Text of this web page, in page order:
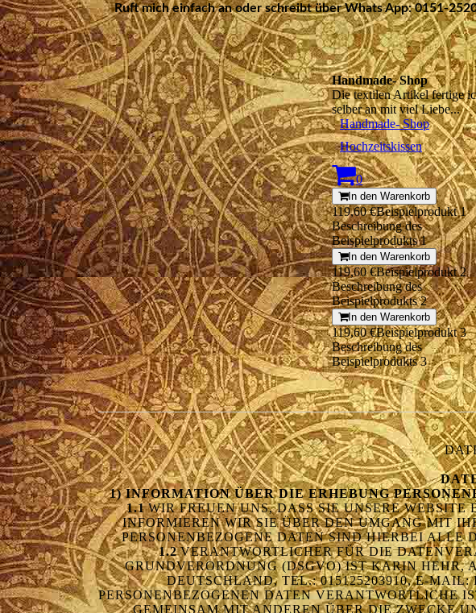
Ruft mich einfach an oder schreibt über Whats App: 0151-
Handmade- Shop
Die textilen Artikel fertige
selber an mit viel Liebe...
Handmade- Shop
Hochzeitskissen
0
In den Warenkorb
119,60 €Beispielprodukt 1
Beschreibung des
Beispielprodukts 1
In den Warenkorb
119,60 €Beispielprodukt 2
Beschreibung des
Beispielprodukts 2
In den Warenkorb
119,60 €Beispielprodukt 3
Beschreibung des
Beispielprodukts 3
1) INFORMATION ÜBER DIE ERHEBUNG
1.1WIR FREUEN UNS, DASS SIE UNSERE
INFORMIEREN WIR SIE ÜBER DEN UMGANG MIT
PERSONENBEZOGENE DATEN SIND HIERBEI
1.2VERANTWORTLICHER FÜR DIE
GRUNDVERORDNUNG (DSGVO) IST KARIN HEHR,
DEUTSCHLAND, TEL.: 015125203910, E-
PERSONENBEZOGENEN DATEN VERANTWORTLICHE
GEMEINSAM MIT ANDEREN ÜBER DIE ZWECKE